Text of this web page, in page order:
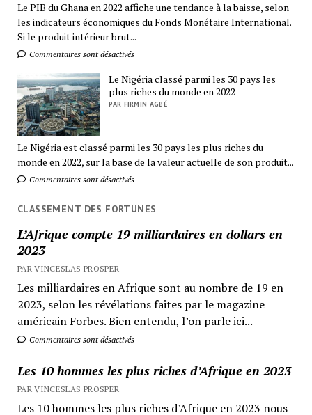
Le PIB du Ghana en 2022 affiche une tendance à la baisse, selon
les indicateurs économiques du Fonds Monétaire International.
Si le produit intérieur brut...
Commentaires sont désactivés
Le Nigéria classé parmi les 30 pays les
plus riches du monde en 2022
PAR FIRMIN AGBÉ
Le Nigéria est classé parmi les 30 pays les plus riches du
monde en 2022, sur la base de la valeur actuelle de son produit...
Commentaires sont désactivés
CLASSEMENT DES FORTUNES
L’Afrique compte 19 milliardaires en dollars en
2023
PAR VINCESLAS PROSPER
Les milliardaires en Afrique sont au nombre de 19 en
2023, selon les révélations faites par le magazine
américain Forbes. Bien entendu, l’on parle ici...
Commentaires sont désactivés
Les 10 hommes les plus riches d’Afrique en 2023
PAR VINCESLAS PROSPER
Les 10 hommes les plus riches d’Afrique en 2023 nous